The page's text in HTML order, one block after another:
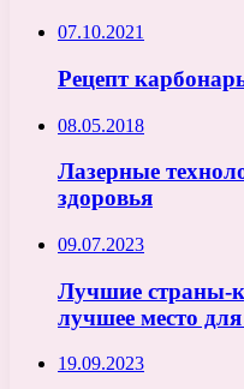
07.10.2021
Рецепт
08.05.2018
Лазерные
здоровья
09.07.2023
Лучшие страны-
лучшее место
19.09.2023